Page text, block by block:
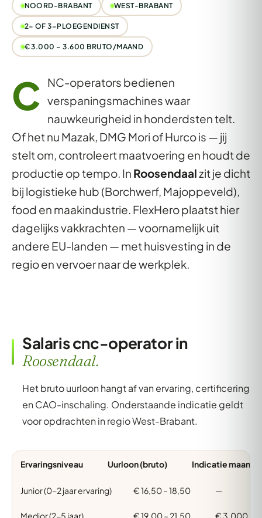
NOORD-BRABANT WEST-BRABANT
2- OF 3-PLOEGENDIENST
€ 3.000 – 3.600 BRUTO/MAAND
C NC-operators bedienen
verspaningsmachines waar
nauwkeurigheid in honderdsten telt.
Of het nu Mazak, DMG Mori of Hurco is — jij
stelt om, controleert maatvoering en houdt de
productie op tempo. In Roosendaalzit je dicht
bij logistieke hub (Borchwerf, Majoppeveld),
food en maakindustrie. FlexHero plaatst hier
dagelijks vakkrachten — voornamelijk uit
andere EU-landen — met huisvesting in de
regio en vervoer naar de werkplek.
Salaris cnc-operator in
Roosendaal.
Het bruto uurloon hangt af van ervaring, certificering
en CAO-inschaling. Onderstaande indicatie geldt
voor opdrachten in regio West-Brabant.
Ervaringsniveau Uurloon (bruto) Indicatie maand
Junior (0-2 jaar ervaring) € 16,50 – 18,50 —
Medior (2-5 jaar) € 19,00 – 21,50 € 3.000 –